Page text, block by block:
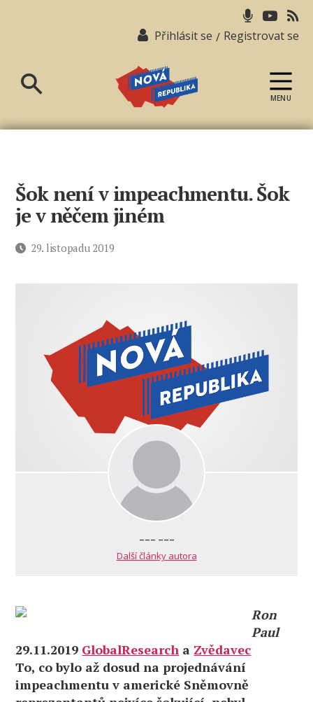
Přihlásit se / Registrovat se
republika
MENU
Šok není v impeachmentu. Šok
je v něčem jiném
Datum29. listopadu 2019
--- ---
Další články autora
Ron
Paul
29.11.2019 GlobalResearch a Zvědavec
To, co bylo až dosud na projednávání
impeachmentu v americké Sněmovně